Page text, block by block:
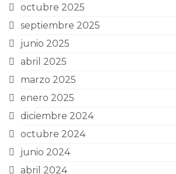
octubre 2025
septiembre 2025
junio 2025
abril 2025
marzo 2025
enero 2025
diciembre 2024
octubre 2024
junio 2024
abril 2024